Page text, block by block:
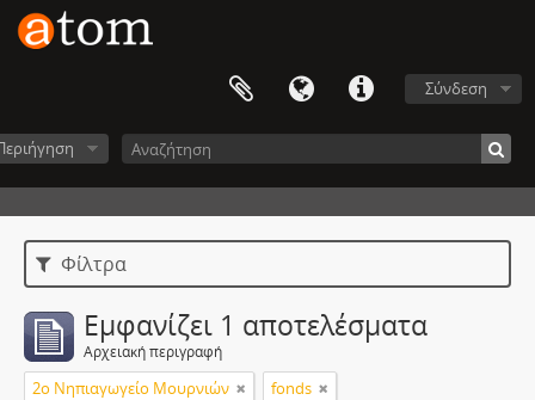
Σύνδεση
Φίλτρα
Εμφανίζει 1 αποτελέσματα
Αρχειακή περιγραφή
2ο Νηπιαγωγείο Μουρνιών fonds